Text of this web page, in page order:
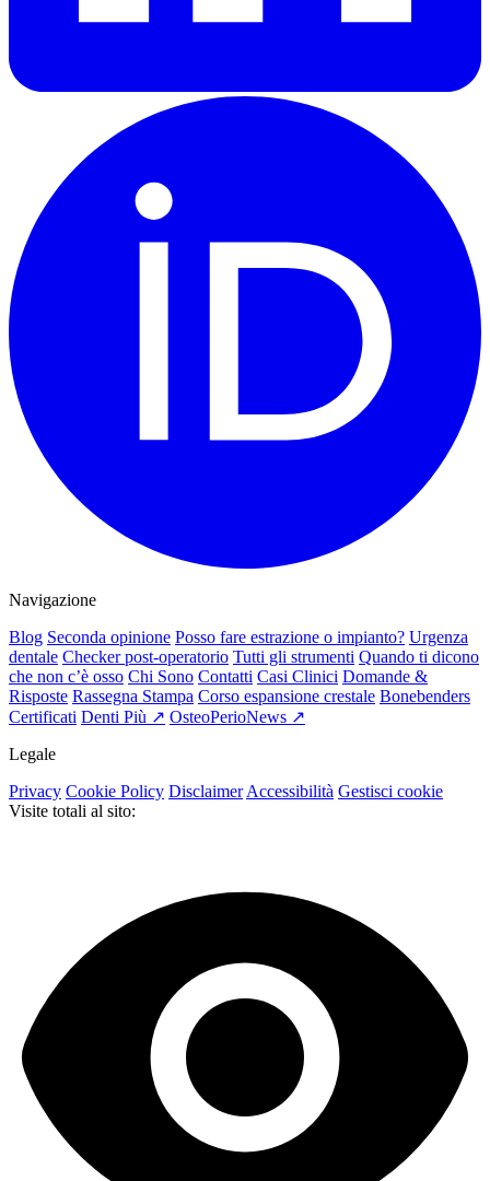
Navigazione
Blog Seconda opinione Posso fare estrazione o impianto? Urgenza
dentale Checker post-operatorio Tutti gli strumenti Quando ti dicono
che non c’è osso Chi Sono Contatti Casi Clinici Domande &
Risposte Rassegna Stampa Corso espansione crestale Bonebenders
Certificati Denti Più ↗ OsteoPerioNews ↗
Legale
Privacy Cookie Policy Disclaimer Accessibilità Gestisci cookie
Visite totali al sito: